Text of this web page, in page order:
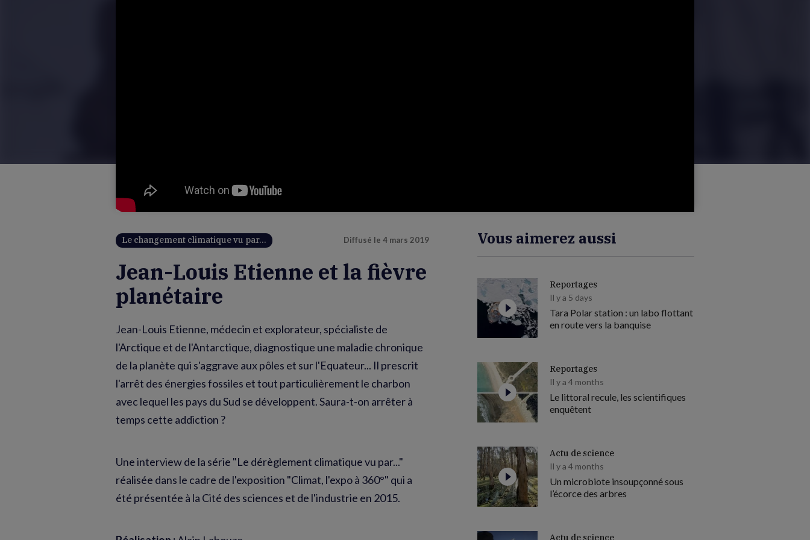
Le changement climatique vu par… Diffusé le 4 mars 2019
Jean-Louis Etienne et la fièvre
planétaire
Jean-Louis Etienne, médecin et explorateur, spécialiste de
l'Arctique et de l'Antarctique, diagnostique une maladie chronique
de la planète qui s'aggrave aux pôles et sur l'Equateur... Il prescrit
l'arrêt des énergies fossiles et tout particulièrement le charbon
avec lequel les pays du Sud se développent. Saura-t-on arrêter à
temps cette addiction ?
Une interview de la série "Le dérèglement climatique vu par..."
réalisée dans le cadre de l'exposition "Climat, l'expo à 360°" qui a
été présentée à la Cité des sciences et de l'industrie en 2015.
Vous aimerez aussi
Reportages
Il y a 5 days
Tara Polar station : un labo flottant
en route vers la banquise
Reportages
Il y a 4 months
Le littoral recule, les scientifiques
enquêtent
Actu de science
Il y a 4 months
Un microbiote insoupçonné sous
l’écorce des arbres
Actu de science